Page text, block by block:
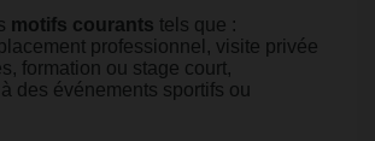
motifs courants tels que :
professionnel, visite privée
formation ou stage court,
des événements sportifs ou